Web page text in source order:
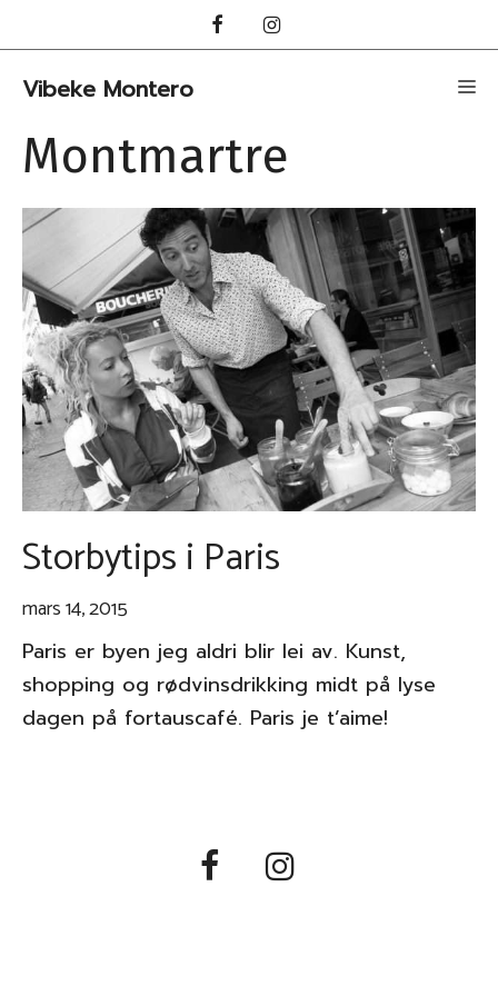
til
innhold
Vibeke Montero
Montmartre
Storbytips i Paris
mars 14, 2015
Paris er byen jeg aldri blir lei av. Kunst,
shopping og rødvinsdrikking midt på lyse
dagen på fortauscafé. Paris je t’aime!